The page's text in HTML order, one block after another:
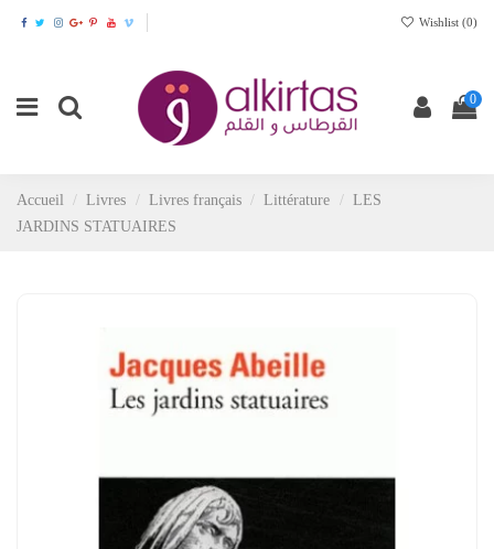
Wishlist (0)
0
Accueil Livres Livres français Littérature
LES
JARDINS STATUAIRES